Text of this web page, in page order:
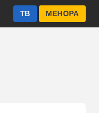
МЕНОРА
ТВ